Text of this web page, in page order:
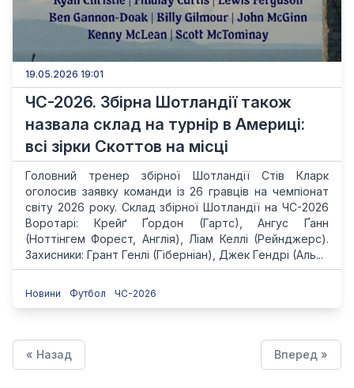
19.05.2026 19:01
ЧС-2026. Збірна Шотландії також
назвала склад на турнір в Америці:
всі зірки Скоттов на місці
Головний тренер збірної Шотландії Стів Кларк
оголосив заявку команди із 26 гравців на чемпіонат
світу 2026 року. Склад збірної Шотландії на ЧС-2026
Воротарі: Крейґ Ґордон (Гартс), Ангус Ґанн
(Ноттінгем Форест, Англія), Ліам Келлі (Рейнджерс).
Захисники: Грант Генлі (Гіберніан), Джек Гендрі (Аль...
Новини Футбол ЧС-2026
« Назад Вперед »